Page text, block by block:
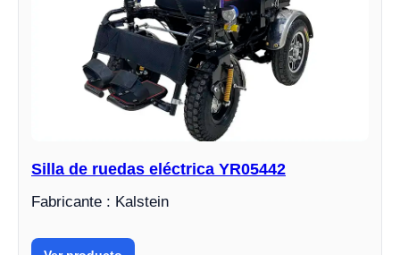
Silla de ruedas eléctrica YR05442
Fabricante : Kalstein